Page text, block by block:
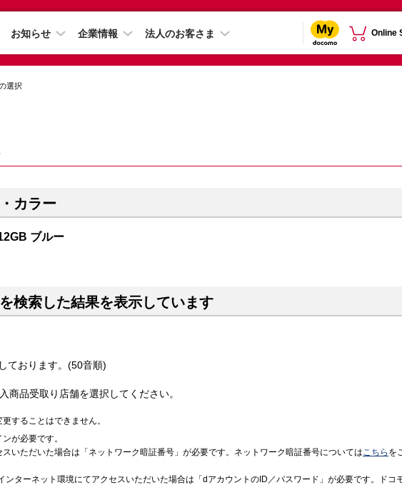
お知らせ 企業情報 法人のお客さま Online
選択
カラー
ブルー
検索した結果を表示しています
ております。(50音順)
商品受取り店舗を選択してください。
することはできません。
が必要です。
スいただいた場合は「ネットワーク暗証番号」が必要です。ネットワーク暗証番号についてはこちら を
ンターネット環境にてアクセスいただいた場合は「dアカウントのID／パスワード」が必要です。ドコ